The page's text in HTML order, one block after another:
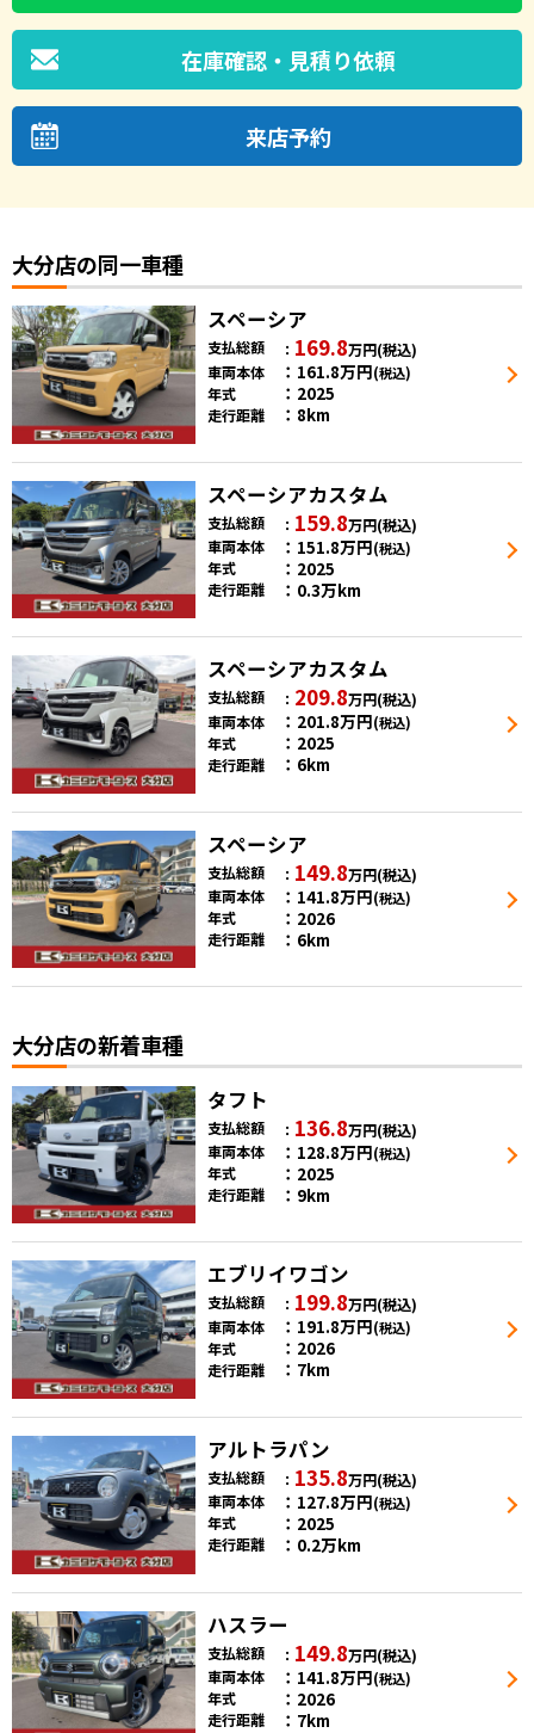
在庫確認・見積り依頼
来店予約
大分店の同一車種
スペーシア
支払総額 169.8万円(税込)
車両本体
161.8万円(税込)
年式 2025
走行距離 8km
スペーシアカスタム
支払総額 159.8万円(税込)
車両本体
151.8万円(税込)
年式 2025
走行距離 0.3万km
スペーシアカスタム
支払総額 209.8万円(税込)
車両本体
201.8万円(税込)
年式 2025
走行距離 6km
スペーシア
支払総額 149.8万円(税込)
車両本体
141.8万円(税込)
年式 2026
走行距離 6km
大分店の新着車種
タフト
支払総額 136.8万円(税込)
車両本体
128.8万円(税込)
年式 2025
走行距離 9km
エブリイワゴン
支払総額 199.8万円(税込)
車両本体
191.8万円(税込)
年式 2026
走行距離 7km
アルトラパン
支払総額 135.8万円(税込)
車両本体
127.8万円(税込)
年式 2025
走行距離 0.2万km
ハスラー
支払総額 149.8万円(税込)
車両本体
141.8万円(税込)
年式 2026
走行距離 7km